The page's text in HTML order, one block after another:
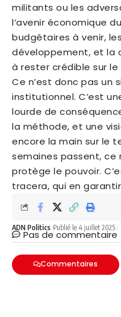
militants ou les
l’avenir économique
budgétaires à venir,
développement, et la
à rester crédible sur
Ce n’est donc pas un
institutionnel. C’est
lourde de
la méthode, et une
encore la main sur le
semaines passent, ce
protège le pouvoir.
tracera, qui en
ADN Politics Publié le 4 juillet 2025
Pas de commentaire
Commentaires